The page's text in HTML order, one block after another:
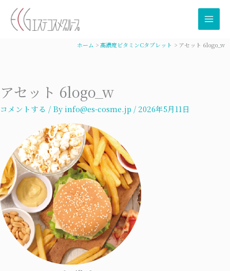
ホーム 高濃度ビタミンCタブレット アセット 6logo_w
アセット 6logo_w
コメントする / Byinfo@es-cosme.jp / 2026年5月11日